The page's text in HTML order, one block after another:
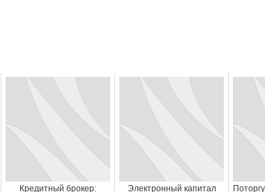
Кредитный брокер: Электронный капитал